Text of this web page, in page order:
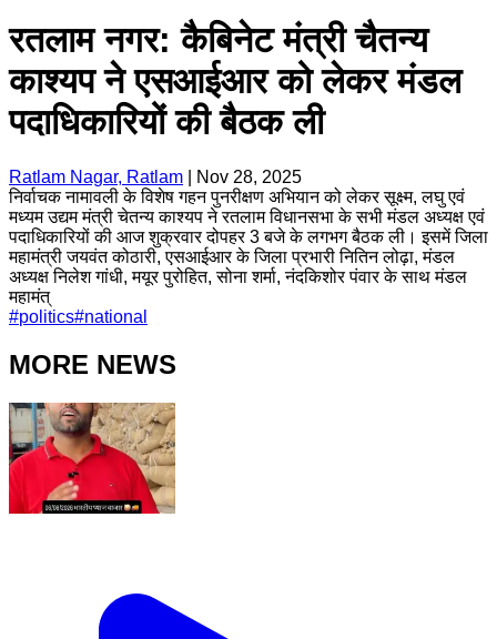
रतलाम नगर: कैबिनेट मंत्री चैतन्य
काश्यप ने एसआईआर को लेकर मंडल
पदाधिकारियों की बैठक ली
Ratlam Nagar, Ratlam
Nov 28, 2025
निर्वाचक नामावली के विशेष गहन पुनरीक्षण अभियान को लेकर सूक्ष्म, लघु एवं
मध्यम उद्यम मंत्री चेतन्य काश्यप ने रतलाम विधानसभा के सभी मंडल अध्यक्ष एवं
पदाधिकारियों की आज शुक्रवार दोपहर 3 बजे के लगभग बैठक ली। इसमें जिला
महामंत्री जयवंत कोठारी, एसआईआर के जिला प्रभारी नितिन लोढ़ा, मंडल
अध्यक्ष निलेश गांधी, मयूर पुरोहित, सोना शर्मा, नंदकिशोर पंवार के साथ मंडल
महामंत्
#politics#national
MORE NEWS